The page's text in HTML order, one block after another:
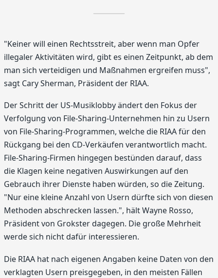
"Keiner will einen Rechtsstreit, aber wenn man Opfer
illegaler Aktivitäten wird, gibt es einen Zeitpunkt, ab dem
man sich verteidigen und Maßnahmen ergreifen muss",
sagt Cary Sherman, Präsident der RIAA.
Der Schritt der US-Musiklobby ändert den Fokus der
Verfolgung von File-Sharing-Unternehmen hin zu Usern
von File-Sharing-Programmen, welche die RIAA für den
Rückgang bei den CD-Verkäufen verantwortlich macht.
File-Sharing-Firmen hingegen bestünden darauf, dass
die Klagen keine negativen Auswirkungen auf den
Gebrauch ihrer Dienste haben würden, so die Zeitung.
"Nur eine kleine Anzahl von Usern dürfte sich von diesen
Methoden abschrecken lassen.", hält Wayne Rosso,
Präsident von Grokster dagegen. Die große Mehrheit
werde sich nicht dafür interessieren.
Die RIAA hat nach eigenen Angaben keine Daten von den
verklagten Usern preisgegeben, in den meisten Fällen